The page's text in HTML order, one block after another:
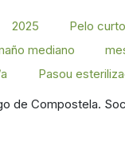
2025 Pelo curto
mediano
Pasou
de Compostela.